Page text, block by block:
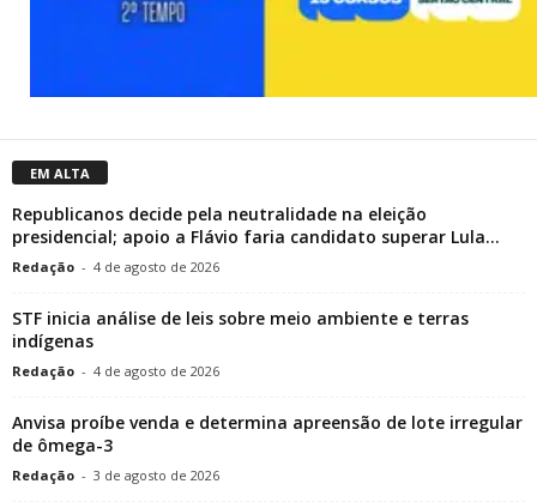
EM ALTA
Republicanos decide pela neutralidade na eleição
presidencial; apoio a Flávio faria candidato superar Lula...
Redação - 4 de agosto de 2026
STF inicia análise de leis sobre meio ambiente e terras
indígenas
Redação - 4 de agosto de 2026
Anvisa proíbe venda e determina apreensão de lote irregular
de ômega-3
Redação - 3 de agosto de 2026